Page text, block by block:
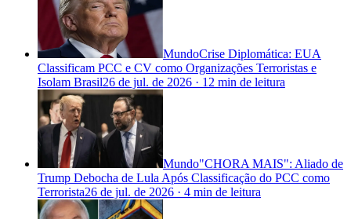
MundoCrise Diplomática: EUA
Classificam PCC e CV como Organizações Terroristas e
Isolam Brasil26 de jul. de 2026 · 12 min de leitura
Mundo"CHORA MAIS": Aliado de
Trump Debocha de Lula Após Classificação do PCC como
Terrorista26 de jul. de 2026 · 4 min de leitura